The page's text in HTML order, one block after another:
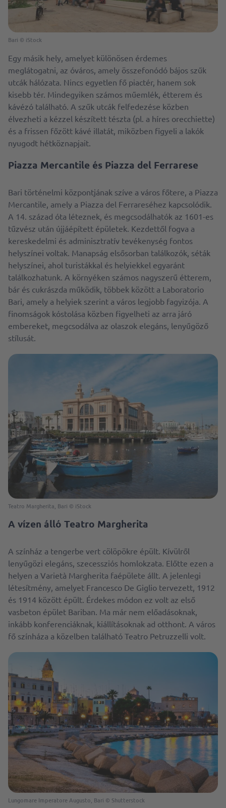
Bari © iStock
Egy másik hely, amelyet különösen érdemes
meglátogatni, az óváros, amely összefonódó bájos szűk
utcák hálózata. Nincs egyetlen fő piactér, hanem sok
kisebb tér. Mindegyiken számos műemlék, étterem és
kávézó található. A szűk utcák felfedezése közben
élvezheti a kézzel készített tészta (pl. a híres orecchiette)
és a frissen főzött kávé illatát, miközben figyeli a lakók
nyugodt hétköznapjait.
Piazza Mercantile és Piazza del Ferrarese
Bari történelmi központjának szíve a város főtere, a Piazza
Mercantile, amely a Piazza del Ferrareséhez kapcsolódik.
A 14. század óta léteznek, és megcsodálhatók az 1601-es
tűzvész után újjáépített épületek. Kezdettől fogva a
kereskedelmi és adminisztratív tevékenység fontos
helyszínei voltak. Manapság elsősorban találkozók, séták
helyszínei, ahol turistákkal és helyiekkel egyaránt
találkozhatunk. A környéken számos nagyszerű étterem,
bár és cukrászda működik, többek között a Laboratorio
Bari, amely a helyiek szerint a város legjobb fagyizója. A
finomságok kóstolása közben figyelheti az arra járó
embereket, megcsodálva az olaszok elegáns, lenyűgöző
stílusát.
Teatro Margherita, Bari © iStock
A vízen álló Teatro Margherita
A színház a tengerbe vert cölöpökre épült. Kívülről
lenyűgözi elegáns, szecessziós homlokzata. Előtte ezen a
helyen a Varietà Margherita faépülete állt. A jelenlegi
létesítmény, amelyet Francesco De Giglio tervezett, 1912
és 1914 között épült. Érdekes módon ez volt az első
vasbeton épület Bariban. Ma már nem előadásoknak,
inkább konferenciáknak, kiállításoknak ad otthont. A város
fő színháza a közelben található Teatro Petruzzelli volt.
Lungomare Imperatore Augusto, Bari © Shutterstock